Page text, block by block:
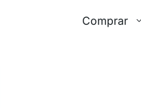
Comprar